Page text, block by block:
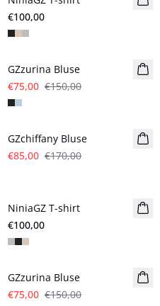
€100,00
- 50%
GZzurina Bluse
€75,00 €150,00
- 50%
GZchiffany Bluse
€85,00 €170,00
Neuheiten
NiniaGZ T-shirt
€100,00
- 50%
GZzurina Bluse
€75,00 €150,00